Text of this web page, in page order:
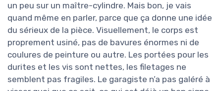
un peu sur un maître-cylindre. Mais bon, je vais
quand même en parler, parce que ça donne une idée
du sérieux de la pièce. Visuellement, le corps est
proprement usiné, pas de bavures énormes ni de
coulures de peinture ou autre. Les portées pour les
durites et les vis sont nettes, les filetages ne
semblent pas fragiles. Le garagiste n’a pas galéré à